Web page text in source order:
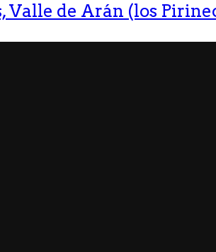
Valle de Arán (los